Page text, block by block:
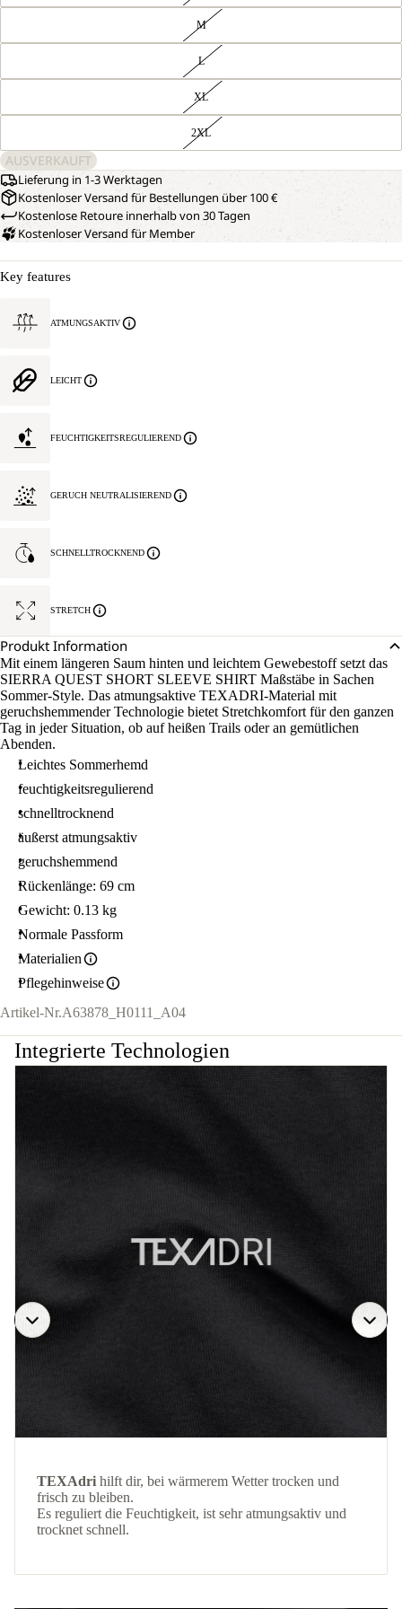
M
L
XL
2XL
AUSVERKAUFT
Lieferung in 1-3 Werktagen
Kostenloser Versand für Bestellungen über 100 €
Kostenlose Retoure innerhalb von 30 Tagen
Kostenloser Versand für Member
Key features
ATMUNGSAKTIV
LEICHT
FEUCHTIGKEITSREGULIEREND
GERUCH NEUTRALISIEREND
SCHNELLTROCKNEND
STRETCH
Produkt Information
Mit einem längeren Saum hinten und leichtem Gewebestoff setzt das
SIERRA QUEST SHORT SLEEVE SHIRT Maßstäbe in Sachen
Sommer-Style. Das atmungsaktive TEXADRI-Material mit
geruchshemmender Technologie bietet Stretchkomfort für den ganzen
Tag in jeder Situation, ob auf heißen Trails oder an gemütlichen
Abenden.
Leichtes Sommerhemd
feuchtigkeitsregulierend
schnelltrocknend
äußerst atmungsaktiv
geruchshemmend
Rückenlänge: 69 cm
Gewicht: 0.13 kg
Normale Passform
Materialien
Pflegehinweise
Artikel-Nr.A63878_H0111_A04
Integrierte Technologien
TEXAdri hilft dir, bei wärmerem Wetter trocken und
frisch zu bleiben.
Es reguliert die Feuchtigkeit, ist sehr atmungsaktiv und
trocknet schnell.